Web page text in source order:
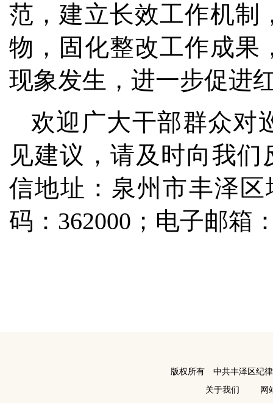
范，建立长效工作机制
物，固化整改工作成果
现象发生，进一步促进
欢迎广大干部群众对
见建议，请及时向我们
信地址：泉州市丰泽
码：362000；电子邮箱
版权所有 中共丰泽区纪
关于我们
网